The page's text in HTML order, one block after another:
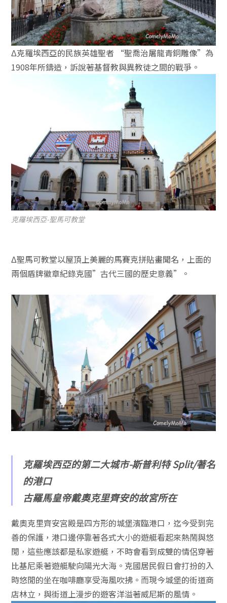
Δ克羅埃西亞的民族英雄聖者 “聖喬治屠龍青銅雕像”為
1908年所鑄造，訴說著基督教與異教徒之間的戰爭。
克羅埃西亞-聖馬可教堂
Δ聖馬可教堂以屋頂上美麗的馬賽克拼貼畫聞名，上面的
兩個盾牌徽章紀錄克國”古代三國的歷史意義”。
克羅埃西亞的第二大城市-斯普利特 Split/著名
的港口
古羅馬皇帝戴奧克里齊安的故宮所在
戴奧克里齊安宮殿是四方形的城堡濱臨港口，迄今受到完
善的保護，港口邊停靠著各式大小的遊艇看起來熱鬧與悠
閒，這些應該都是私家遊艇，不時會看到成雙的情侶穿著
比基尼乘著遊艇駛向陽光大海。克國居民假日會打扮的入
時悠閒的坐在咖啡廳享受海風吹拂。而現今城堡的街道商
店林立，與街道上漫步的遊客洋溢著威尼斯的風情。